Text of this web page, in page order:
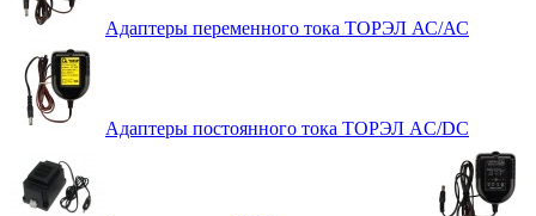
Адаптеры переменного тока ТОРЭЛ АС/АС
Адаптеры постоянного тока ТОРЭЛ AC/DC